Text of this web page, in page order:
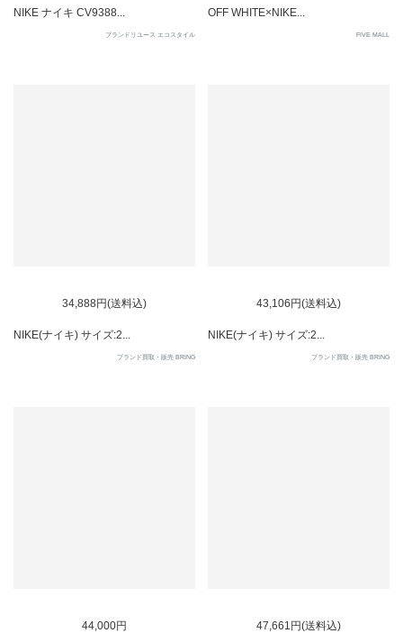
NIKE ナイキ CV9388...
ブランドリユース エコスタイル
OFF WHITE×NIKE...
FIVE MALL
34,888円(送料込)
NIKE(ナイキ) サイズ:2...
ブランド買取・販売 BRING
43,106円(送料込)
NIKE(ナイキ) サイズ:2...
ブランド買取・販売 BRING
44,000円 47,661円(送料込)